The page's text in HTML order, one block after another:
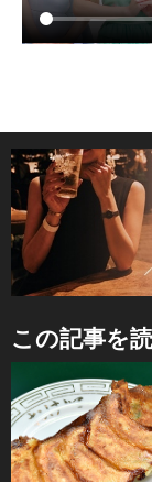
この記事を